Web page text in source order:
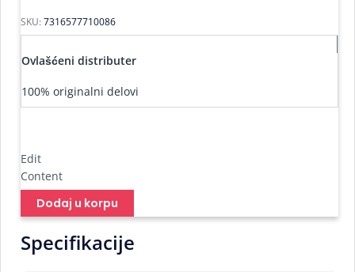
SKU: 7316577710086
Ovlašćeni distributer
100% originalni delovi
Edit
Content
Dodaj u korpu
Specifikacije